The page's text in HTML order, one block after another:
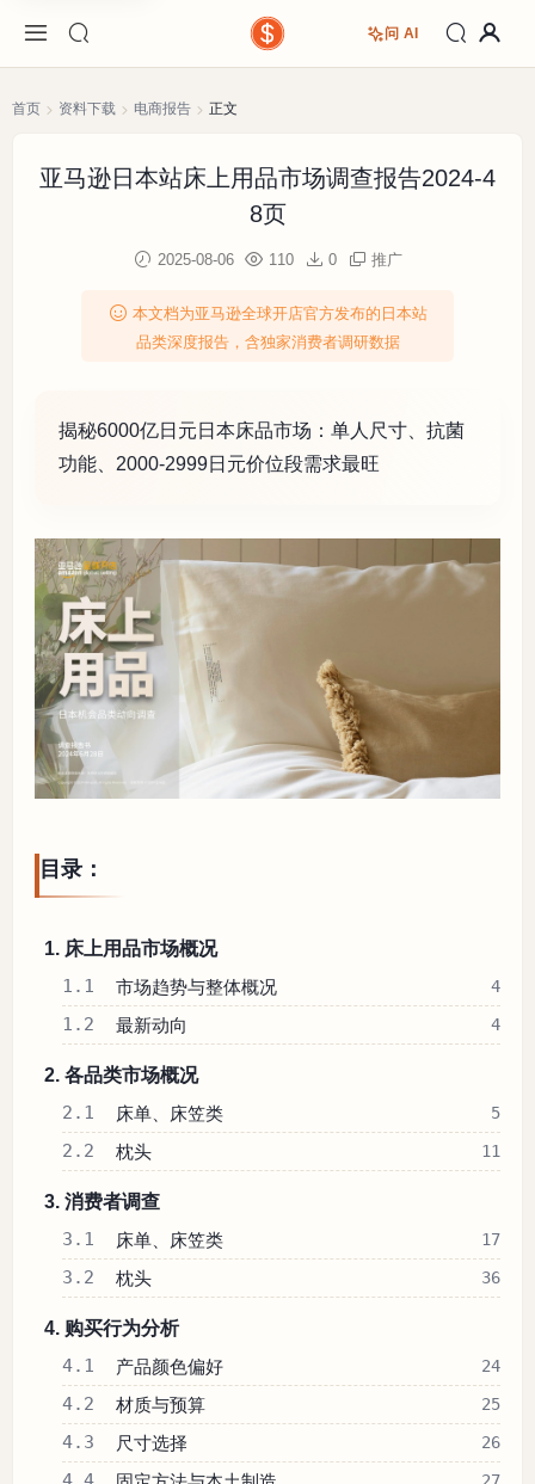
问 AI
首页 资料下载 电商报告 正文
亚马逊日本站床上用品市场调查报告2024-4
8页
2025-08-06 110 0 推广
本文档为亚马逊全球开店官方发布的日本站
品类深度报告，含独家消费者调研数据
揭秘6000亿日元日本床品市场：单人尺寸、抗菌
功能、2000-2999日元价位段需求最旺
目录：
1. 床上用品市场概况
1.1 市场趋势与整体概况 4
1.2 最新动向 4
2. 各品类市场概况
2.1 床单、床笠类 5
2.2 枕头 11
3. 消费者调查
3.1 床单、床笠类 17
3.2 枕头 36
4. 购买行为分析
4.1 产品颜色偏好 24
4.2 材质与预算 25
4.3 尺寸选择 26